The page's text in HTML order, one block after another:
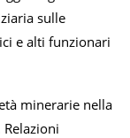
sulle
e alti funzionari
minerarie nella